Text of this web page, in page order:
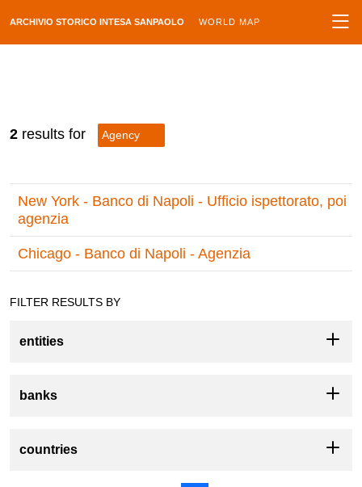
ARCHIVIO STORICO INTESA SANPAOLO WORLD MAP
2 results for Agency
New York - Banco di Napoli - Ufficio ispettorato, poi
agenzia
Chicago - Banco di Napoli - Agenzia
FILTER RESULTS BY
entities
banks
countries